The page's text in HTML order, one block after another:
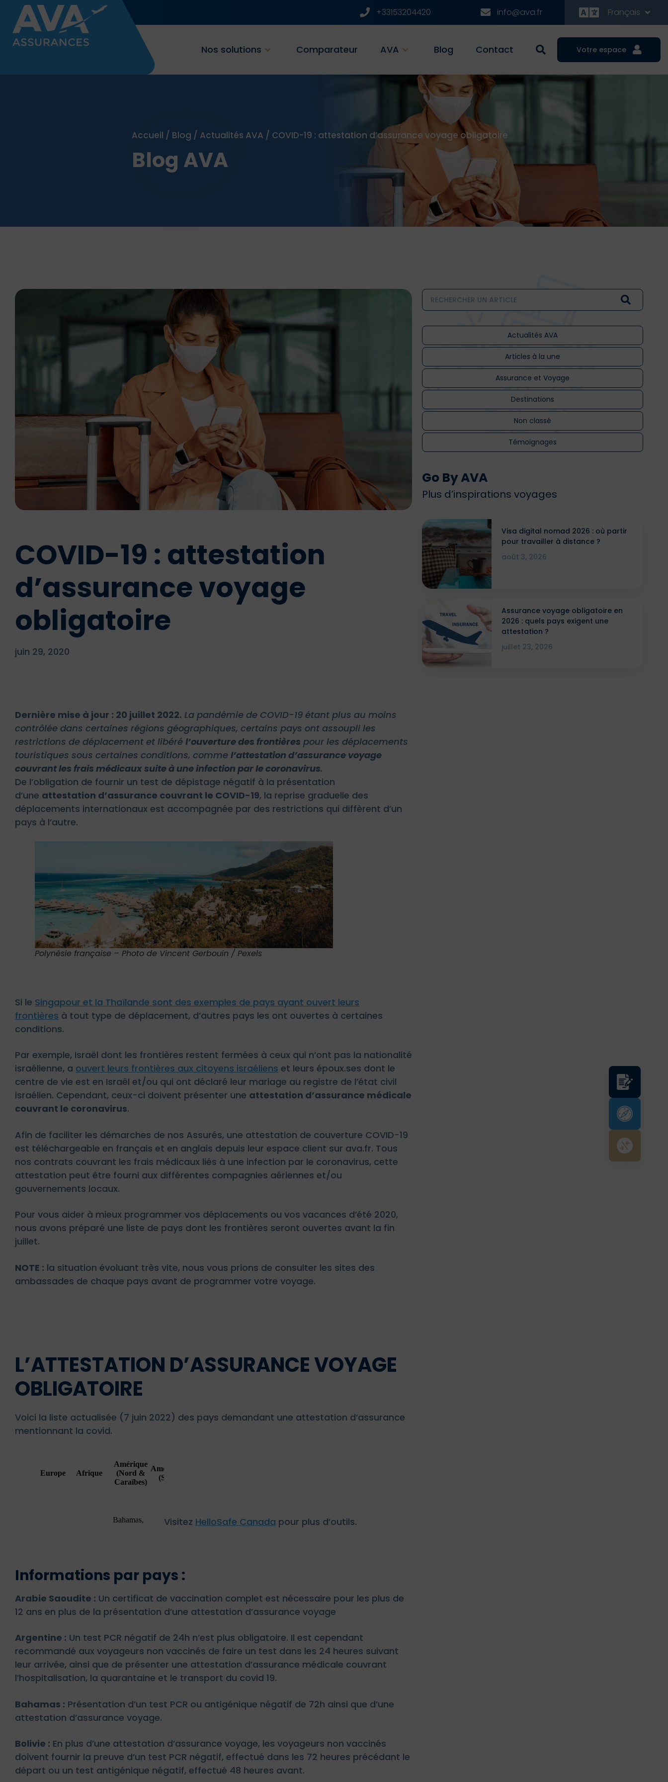
+33153204420 info@ava.fr Français
Nos solutions Comparateur AVA Blog Contact Votre espace
Accueil / Blog / Actualités AVA / COVID-19 : attestation d’assurance voyage obligatoire
Blog AVA
COVID-19 : attestation
d’assurance voyage
obligatoire
juin 29, 2020
Dernière mise à jour : 20 juillet 2022. La pandémie de COVID-19 étant plus au moins
contrôlée dans certaines régions géographiques, certains pays ont assoupli les
restrictions de déplacement et libéré l’ouverture des frontières pour les déplacements
touristiques sous certaines conditions, comme l’attestation d’assurance voyage
couvrant les frais médicaux suite à une infection par le coronavirus.
De l’obligation de fournir un test de dépistage négatif à la présentation
d’une attestation d’assurance couvrant le COVID-19, la reprise graduelle des
déplacements internationaux est accompagnée par des restrictions qui diffèrent d’un
pays à l’autre.
Polynésie française – Photo de Vincent Gerbouin / Pexels
Si le Singapour et la Thaïlande sont des exemples de pays ayant ouvert leurs
frontières à tout type de déplacement, d’autres pays les ont ouvertes à certaines
conditions.
Par exemple, Israël dont les frontières restent fermées à ceux qui n’ont pas la nationalité
israélienne, a ouvert leurs frontières aux citoyens israéliens et leurs époux.ses dont le
centre de vie est en Israël et/ou qui ont déclaré leur mariage au registre de l’état civil
israélien. Cependant, ceux-ci doivent présenter une attestation d’assurance médicale
couvrant le coronavirus.
Afin de faciliter les démarches de nos Assurés, une attestation de couverture COVID-19
est téléchargeable en français et en anglais depuis leur espace client sur ava.fr. Tous
nos contrats couvrant les frais médicaux liés à une infection par le coronavirus, cette
attestation peut être fourni aux différentes compagnies aériennes et/ou
gouvernements locaux.
Pour vous aider à mieux programmer vos déplacements ou vos vacances d’été 2020,
nous avons préparé une liste de pays dont les frontières seront ouvertes avant la fin
juillet.
NOTE : la situation évoluant très vite, nous vous prions de consulter les sites des
ambassades de chaque pays avant de programmer votre voyage.
L’ATTESTATION D’ASSURANCE VOYAGE
OBLIGATOIRE
Voici la liste actualisée (7 juin 2022) des pays demandant une attestation d’assurance
mentionnant la covid.
Visitez HelloSafe Canada pour plus d’outils.
Informations par pays :
Arabie Saoudite : Un certificat de vaccination complet est nécessaire pour les plus de
12 ans en plus de la présentation d’une attestation d’assurance voyage
Argentine : Un test PCR négatif de 24h n’est plus obligatoire. Il est cependant
recommandé aux voyageurs non vaccinés de faire un test dans les 24 heures suivant
leur arrivée, ainsi que de présenter une attestation d’assurance médicale couvrant
l’hospitalisation, la quarantaine et le transport du covid 19.
Bahamas : Présentation d’un test PCR ou antigénique négatif de 72h ainsi que d’une
attestation d’assurance voyage.
Bolivie : En plus d’une attestation d’assurance voyage, les voyageurs non vaccinés
doivent fournir la preuve d’un test PCR négatif, effectué dans les 72 heures précédant le
départ ou un test antigénique négatif, effectué 48 heures avant.
Actualités AVA
Articles à la une
Assurance et Voyage
Destinations
Non classé
Témoignages
Go By AVA
Plus d’inspirations voyages
Visa digital nomad 2026 : où partir
pour travailler à distance ?
août 3, 2026
Assurance voyage obligatoire en
2026 : quels pays exigent une
attestation ?
juillet 23, 2026